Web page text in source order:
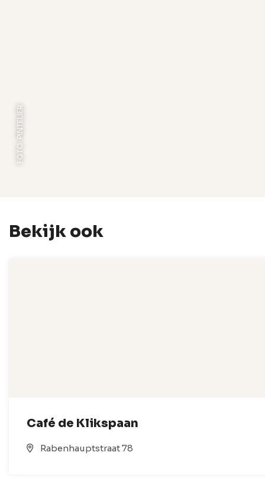
FOTO: PINTELIER
Bekijk ook
Café de Klikspaan
Rabenhauptstraat 78